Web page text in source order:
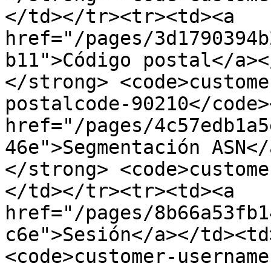
</td></tr><tr><td><a
href="/pages/
b11">Código postal</
</strong>
postalcode-90210</
href="/pages/
46e">Segmentación
</strong>
</td></tr><tr><td><a
href="/pages/
c6e">Sesión</a></
<code>customer-